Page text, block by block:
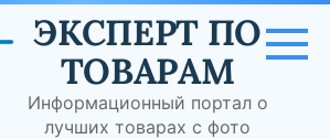
ЭКСПЕРТ ПО
ТОВАРАМ
Информационный портал о
лучших товарах с фото